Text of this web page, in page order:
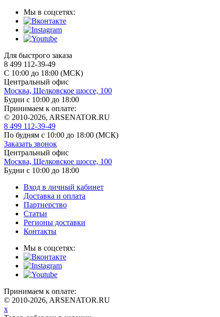
Мы в соцсетях:
Для быстрого заказа
8 499 112-39-49
С 10:00 до 18:00 (МСК)
Центральный офис
Москва, Щелковское шоссе, 100
Будни с 10:00 до 18:00
Принимаем к оплате:
© 2010-2026, ARSENATOR.RU
8 499 112-39-49
По будням с 10:00 до 18:00 (МСК)
Заказать звонок
Центральный офис
Москва, Щелковское шоссе, 100
Будни с 10:00 до 18:00
Вход в личный кабинет
Доставка и оплата
Партнерство
Статьи
Регионы доставки
Контакты
Мы в соцсетях:
Принимаем к оплате:
© 2010-2026, ARSENATOR.RU
x